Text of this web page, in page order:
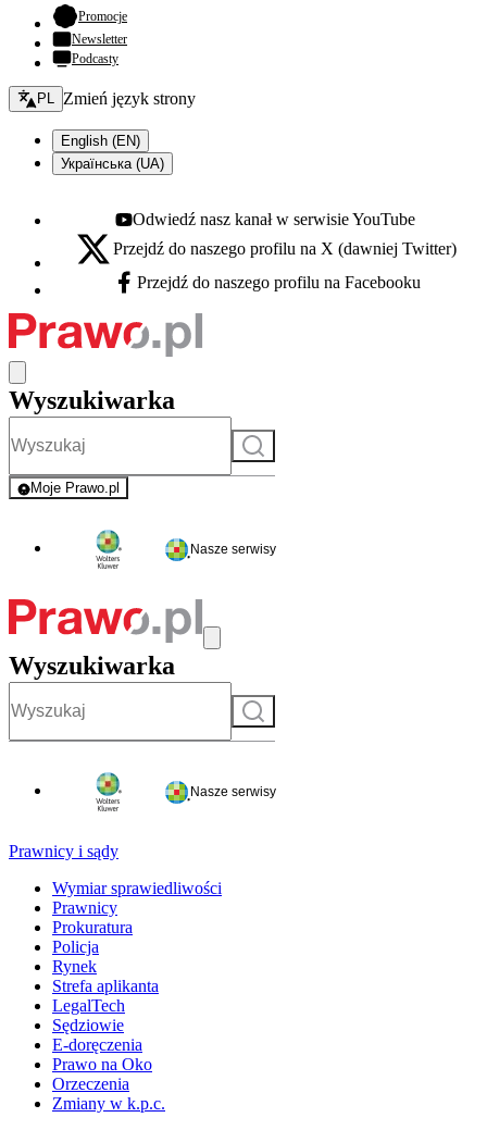
Promocje- otwiera się w nowej karcie
Newsletter
Podcasty
Zmień język - bieżący:
PL Zmień język strony
English (EN)
Українська (UA)
Youtube - otwiera się w nowej karcie
Odwiedź nasz kanał w serwisie YouTube
X - otwiera się w nowej karcie
Przejdź do naszego profilu na X (dawniej Twitter)
Facebook - otwiera się w nowej karcie
Przejdź do naszego profilu na Facebooku
Wyszukiwarka
Szukaj
Moje Prawo.pl
- rejestracja i logowanie do serwisu
Nasze serwisy
Wyszukiwarka
Szukaj
Nasze serwisy
Prawnicy i sądy
Wymiar sprawiedliwości
Prawnicy
Prokuratura
Policja
Rynek
Strefa aplikanta
LegalTech
Sędziowie
E-doręczenia
Prawo na Oko
Orzeczenia
Zmiany w k.p.c.